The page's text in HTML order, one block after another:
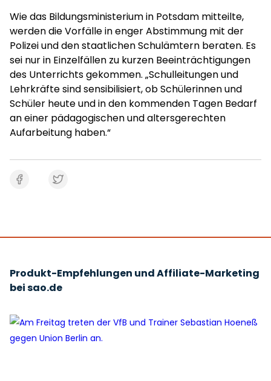
Wie das Bildungsministerium in Potsdam mitteilte,
werden die Vorfälle in enger Abstimmung mit der
Polizei und den staatlichen Schulämtern beraten. Es
sei nur in Einzelfällen zu kurzen Beeinträchtigungen
des Unterrichts gekommen. „Schulleitungen und
Lehrkräfte sind sensibilisiert, ob Schülerinnen und
Schüler heute und in den kommenden Tagen Bedarf
an einer pädagogischen und altersgerechten
Aufarbeitung haben.“
Produkt-Empfehlungen und Affiliate-Marketing
bei sao.de